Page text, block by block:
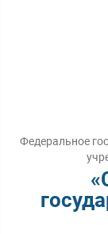
Федеральное